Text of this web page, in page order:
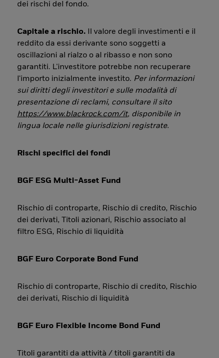
dei rischi del fondo.
Capitale a rischio. Il valore degli investimenti e il
reddito da essi derivante sono soggetti a
oscillazioni al rialzo o al ribasso e non sono
garantiti. L'investitore potrebbe non recuperare
l'importo inizialmente investito. Per informazioni
sui diritti degli investitori e sulle modalità di
presentazione di reclami, consultare il sito
https://www.blackrock.com/it, disponibile in
lingua locale nelle giurisdizioni registrate.
Rischi specifici dei fondi
BGF ESG Multi-Asset Fund
Rischio di controparte, Rischio di credito, Rischio
dei derivati, Titoli azionari, Rischio associato al
filtro ESG, Rischio di liquidità
BGF Euro Corporate Bond Fund
Rischio di controparte, Rischio di credito, Rischio
dei derivati, Rischio di liquidità
BGF Euro Flexible Income Bond Fund
Titoli garantiti da attività / titoli garantiti da